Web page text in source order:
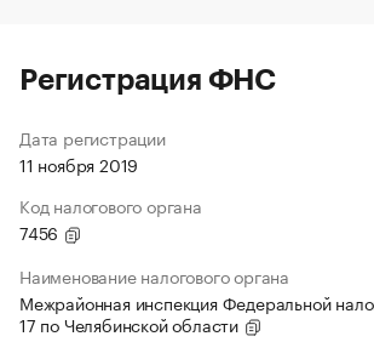
Регистрация ФНС
Дата регистрации
11 ноября 2019
Код налогового органа
7456
Наименование налогового органа
Межрайонная инспекция Федеральной
17 по Челябинской области